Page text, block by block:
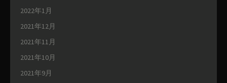
2022年1月
2021年12月
2021年11月
2021年10月
2021年9月